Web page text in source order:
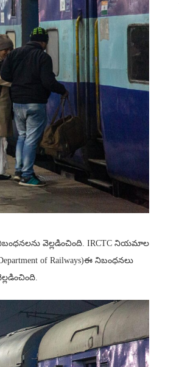
వెల్లడించింది. IRCTC నియమాల
of Railways)ఈ నిబంధనలు